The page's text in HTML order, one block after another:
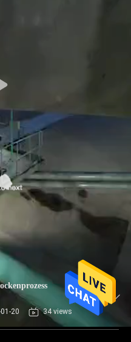
20 34 views